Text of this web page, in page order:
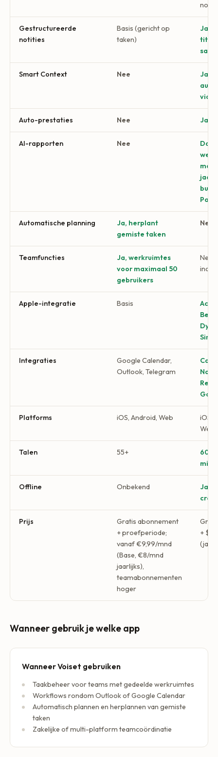
Gestructureerde
notities
Basis (gericht op
taken)
Ja,
Smart Context Nee
Ja,
via
Auto-prestaties Nee Ja
AI-rapporten Nee
Automatische planning
Ja, herplant
gemiste taken
Nee
Teamfuncties
Ja, werkruimtes
voor maximaal 50
gebruikers
Nee
Apple-integratie Basis
Siri
Integraties
Google Calendar,
Outlook, Telegram
Platforms iOS, Android, Web
iOS,
Web
Talen 55+
60+
Offline Onbekend
Ja,
Prijs
Gratis abonnement
+ proefperiode;
vanaf €9,99/mnd
(Base, €8/mnd
jaarlijks),
teamabonnementen
hoger
+
Wanneer gebruik je welke app
Wanneer Voiset gebruiken
Taakbeheer voor teams met gedeelde werkruimtes
Workflows rondom Outlook of Google Calendar
Automatisch plannen en herplannen van gemiste
taken
Zakelijke of multi-platform teamcoördinatie